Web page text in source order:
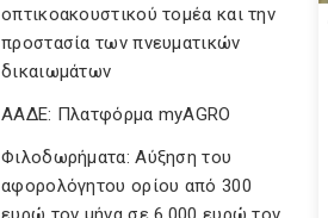
οπτικοακουστικού τομέα και την
προστασία των πνευματικών
δικαιωμάτων
ΑΑΔΕ: Πλατφόρμα myAGRO
Φιλοδωρήματα: Αύξηση του
αφορολόγητου ορίου από 300